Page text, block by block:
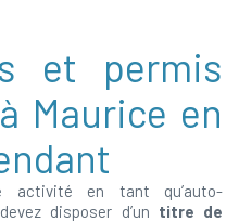
et permis
Maurice en
activité en tant qu’auto-
disposer d’un titre de